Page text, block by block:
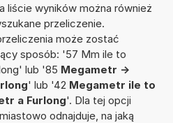
liście wyników można również
przeliczenie.
może zostać
sposób: '57 Mm ile to
lub '85 Megametr ->
' lub '42 Megametr ile to
a Furlong'. Dla tej opcji
odnajduje, na jaką